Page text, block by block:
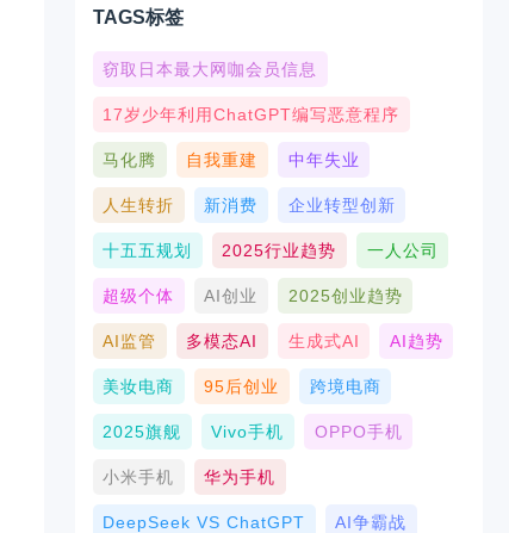
TAGS标签
窃取日本最大网咖会员信息
17岁少年利用ChatGPT编写恶意程序
马化腾 自我重建 中年失业
人生转折 新消费 企业转型创新
十五五规划 2025行业趋势 一人公司
超级个体 AI创业 2025创业趋势
AI监管 多模态AI 生成式AI AI趋势
美妆电商 95后创业 跨境电商
2025旗舰 Vivo手机 OPPO手机
小米手机 华为手机
DeepSeek VS ChatGPT AI争霸战